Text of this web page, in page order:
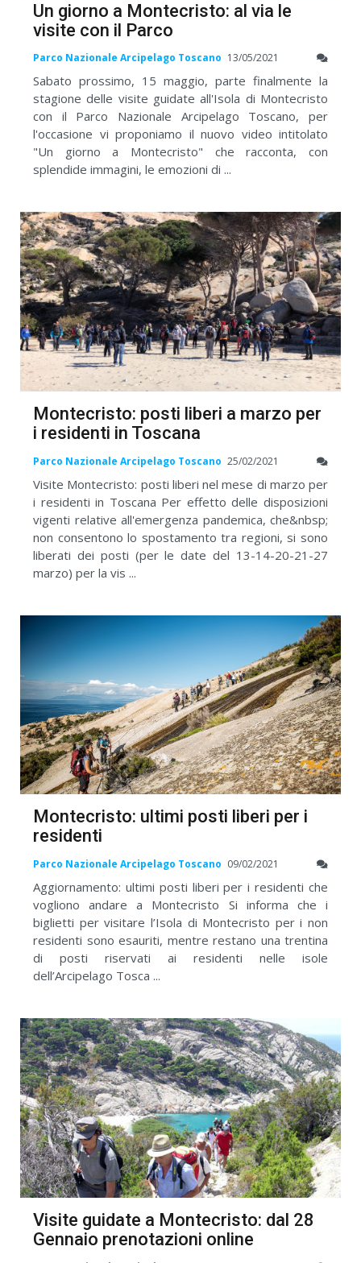
Un giorno a Montecristo: al via le
visite con il Parco
Parco Nazionale Arcipelago Toscano 13/05/2021
Sabato prossimo, 15 maggio, parte finalmente la
stagione delle visite guidate all'Isola di Montecristo
con il Parco Nazionale Arcipelago Toscano, per
l'occasione vi proponiamo il nuovo video intitolato
"Un giorno a Montecristo" che racconta, con
splendide immagini, le emozioni di ...
Montecristo: posti liberi a marzo per
i residenti in Toscana
Parco Nazionale Arcipelago Toscano 25/02/2021
Visite Montecristo: posti liberi nel mese di marzo per
i residenti in Toscana Per effetto delle disposizioni
vigenti relative all'emergenza pandemica, che&nbsp;
non consentono lo spostamento tra regioni, si sono
liberati dei posti (per le date del 13-14-20-21-27
marzo) per la vis ...
Montecristo: ultimi posti liberi per i
residenti
Parco Nazionale Arcipelago Toscano 09/02/2021
Aggiornamento: ultimi posti liberi per i residenti che
vogliono andare a Montecristo Si informa che i
biglietti per visitare l’Isola di Montecristo per i non
residenti sono esauriti, mentre restano una trentina
di posti riservati ai residenti nelle isole
dell’Arcipelago Tosca ...
Visite guidate a Montecristo: dal 28
Gennaio prenotazioni online